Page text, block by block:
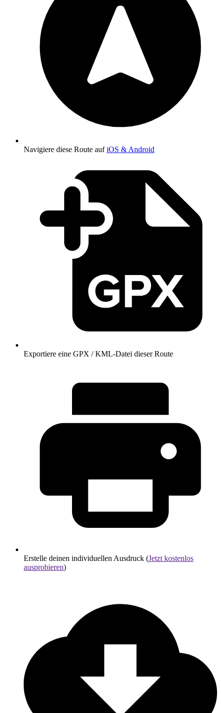
Navigiere diese Route aufiOS & Android
Exportiere eine GPX / KML-Datei dieser Route
Erstelle deinen individuellen Ausdruck (Jetzt kostenlos
ausprobieren)